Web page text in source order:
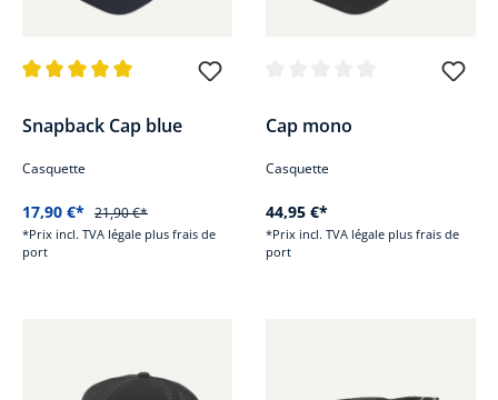
Snapback Cap blue
Casquette
17,90 €* 21,90 €*
*Prix incl. TVA légale plus frais de
port
Cap mono
Casquette
44,95 €*
*Prix incl. TVA légale plus frais de
port